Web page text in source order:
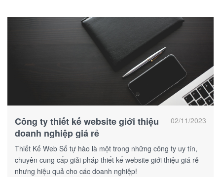
02/11/2023
Công ty thiết kế website giới thiệu
doanh nghiệp giá rẻ
Thiết Kế Web Số tự hào là một trong những công ty uy tín,
chuyên cung cấp giải pháp thiết kế website giới thiệu giá rẻ
nhưng hiệu quả cho các doanh nghiệp!